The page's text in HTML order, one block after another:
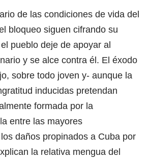
de las condiciones de vida del
bloqueo siguen cifrando su
pueblo deje de apoyar al
y se alce contra él. El éxodo
sobre todo joven y- aunque la
inducidas pretendan
formada por la
entre las mayores
daños propinados a Cuba por
la relativa mengua del